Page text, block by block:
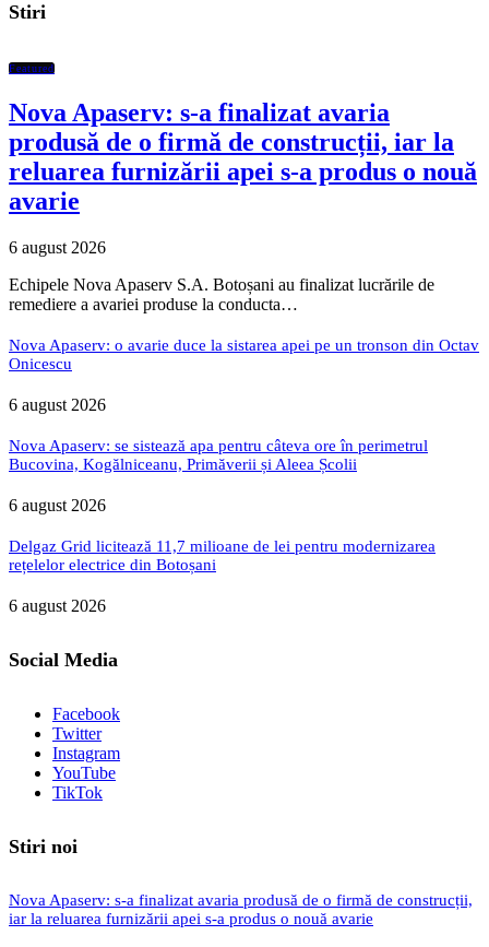
Stiri
Featured
Nova Apaserv: s-a finalizat avaria
produsă de o firmă de construcții, iar la
reluarea furnizării apei s-a produs o nouă
avarie
6 august 2026
Echipele Nova Apaserv S.A. Botoșani au finalizat lucrările de
remediere a avariei produse la conducta…
Nova Apaserv: o avarie duce la sistarea apei pe un tronson din Octav
Onicescu
6 august 2026
Nova Apaserv: se sistează apa pentru câteva ore în perimetrul
Bucovina, Kogălniceanu, Primăverii și Aleea Școlii
6 august 2026
Delgaz Grid licitează 11,7 milioane de lei pentru modernizarea
rețelelor electrice din Botoșani
6 august 2026
Social Media
Facebook
Twitter
Instagram
YouTube
TikTok
Stiri noi
Nova Apaserv: s-a finalizat avaria produsă de o firmă de construcții,
iar la reluarea furnizării apei s-a produs o nouă avarie